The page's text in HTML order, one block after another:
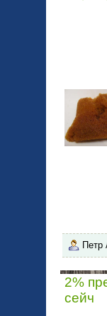
Петр
2%
сейч